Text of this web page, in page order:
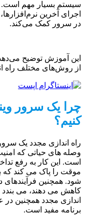
سیستم بسیار مهم است.
اجرای آخرین
در سرور کمک می‌کند.
این آموزش توضیح
از روش‌های مختلف راه
چرا یک سرور
کنیم؟
راه اندازی مجدد یک
وصله های حیاتی که
است. این کار به رفع
موقت را پاک می کند
شود. همچنین
کاهش می دهند، می بندد و
اندازی مجدد همچنین
برنامه مفید است.